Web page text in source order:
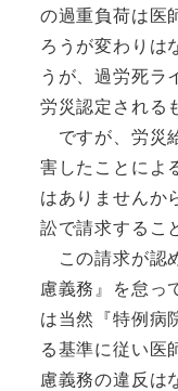
の過重負荷は医
ろうが変わりは
うが、過労死ラ
労災認定される
ですが、労災
害したことによ
はありませんか
訟で請求するこ
この請求が認
慮義務』を怠っ
は当然『特例病
る基準に従い医
慮義務の違反は